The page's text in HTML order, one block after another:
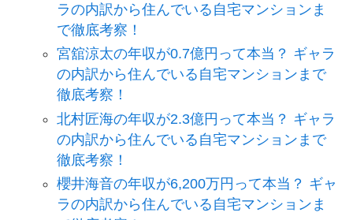
ラの内訳から住んでいる自宅マンションま
で徹底考察！
宮舘涼太の年収が0.7億円って本当？ ギャラ
の内訳から住んでいる自宅マンションまで
徹底考察！
北村匠海の年収が2.3億円って本当？ ギャラ
の内訳から住んでいる自宅マンションまで
徹底考察！
櫻井海音の年収が6,200万円って本当？ ギャ
ラの内訳から住んでいる自宅マンションま